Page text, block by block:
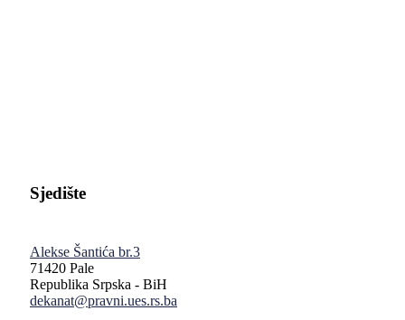
Sjedište
Alekse Šantića br.3
71420 Pale
Republika Srpska - BiH
dekanat@pravni.ues.rs.ba